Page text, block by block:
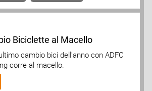
Biciclette al Macello
cambio bici dell'anno con ADFC
corre al macello.